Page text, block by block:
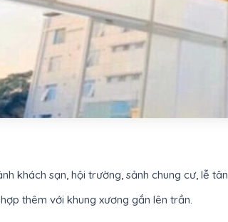
khách sạn, hội trường, sảnh chung cư, lễ tân
thêm với khung xương gắn lên trần.